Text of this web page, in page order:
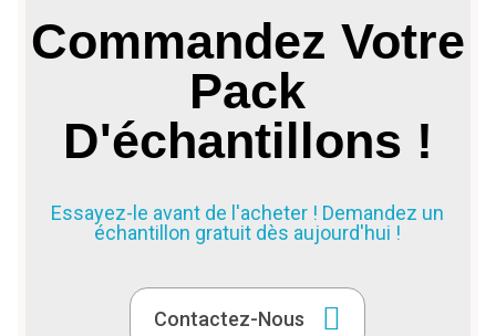
Commandez Votre
Pack
D'échantillons !
Essayez-le avant de l'acheter ! Demandez un
échantillon gratuit dès aujourd'hui !
Contactez-Nous